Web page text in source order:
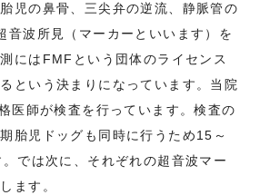
児の鼻骨、三尖弁の逆流、静脈管の
音波所見（マーカーといいます）を
にはFMFという団体のライセンス
という決まりになっています。当院
医師が検査を行っています。検査の
胎児ドッグも同時に行うため15～
では次に、それぞれの超音波マー
ます。